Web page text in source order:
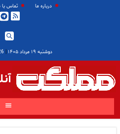
درباره ما تماس با
دوشنبه ۱۹ مرداد ۱۴۰۵ |
10